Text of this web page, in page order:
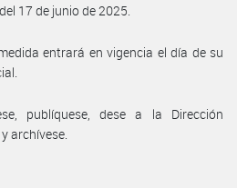
17 de junio de 2025.
entrará en vigencia el día de su
publíquese, dese a la Dirección
archívese.